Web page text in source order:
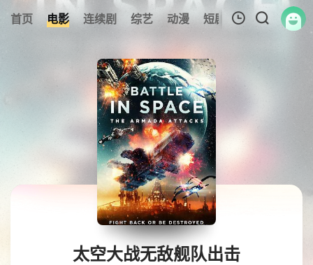
首页 电影 连续剧 综艺 动漫 短剧大全 纪录片
暂无观看影片的记录
太空大战无敌舰队出击